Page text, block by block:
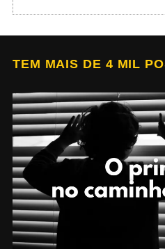
TEM MAIS DE 4 MIL